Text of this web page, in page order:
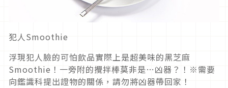
犯人Smoothie
浮現犯人臉的可怕飲品實際上是超美味的黑芝麻
Smoothie！一旁附的攪拌棒莫非是…凶器？！※需要
向鑑識科提出證物的關係，請勿將凶器帶回家！